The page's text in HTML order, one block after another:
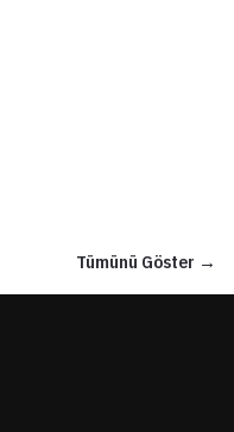
Tümünü Göster →